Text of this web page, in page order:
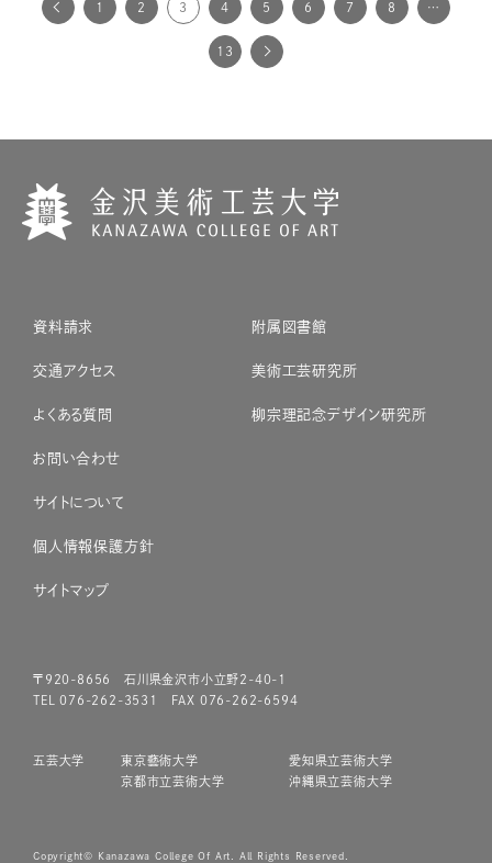
1 2 3 4 5 6 7 8 …
13
資料請求
交通アクセス
よくある質問
お問い合わせ
サイトについて
個人情報保護方針
サイトマップ
附属図書館
美術工芸研究所
柳宗理記念デザイン研究所
〒920-8656 石川県金沢市小立野2-40-1
TEL 076-262-3531 FAX 076-262-6594
五芸大学 東京藝術大学
愛知県立芸術大学
京都市立芸術大学
沖縄県立芸術大学
Copyright© Kanazawa College Of Art. All Rights Reserved.